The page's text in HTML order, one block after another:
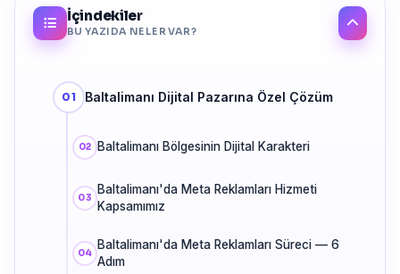
İçindekiler
BU YAZIDA NELER VAR?
Baltalimanı Dijital Pazarına Özel Çözüm
Baltalimanı Bölgesinin Dijital Karakteri
Baltalimanı'da Meta Reklamları Hizmeti
Kapsamımız
Baltalimanı'da Meta Reklamları Süreci — 6
Adım